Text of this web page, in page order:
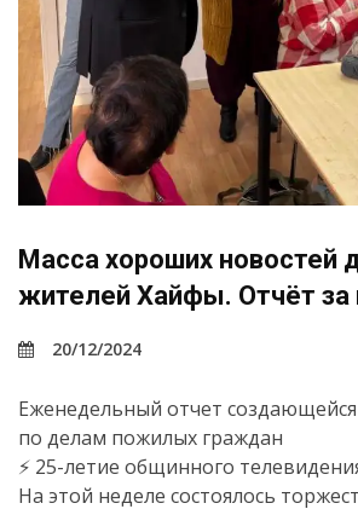
Масса хороших новостей
жителей Хайфы. Отчёт
20/12/2024
Еженедельный отчет
по делам пожилых граждан
⚡️ 25-летие общинного
На этой неделе состоялось